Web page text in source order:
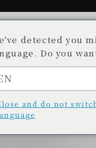
開發專案 商店清單
detected you
Do you
and do not